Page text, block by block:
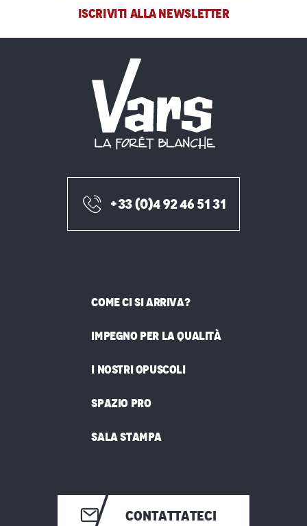
ISCRIVITI ALLA NEWSLETTER
+33 (0)4 92 46 51 31
COME CI SI ARRIVA?
IMPEGNO PER LA QUALITÀ
I NOSTRI OPUSCOLI
SPAZIO PRO
SALA STAMPA
CONTATTATECI